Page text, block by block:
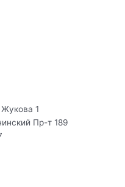
1
Пр-т 189